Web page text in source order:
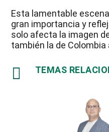
Esta lamentable
gran importancia y
solo afecta la imagen
también la de
 TEMAS